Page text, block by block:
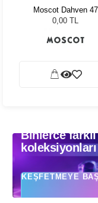
Moscot Dahven 47
Sapphire Celebrity
0,00 TL
Binlerce farklı modele
Binlerce
KEŞFETMEYE